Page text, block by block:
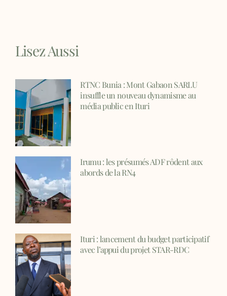
Lisez Aussi
RTNC Bunia : Mont Gabaon SARLU
insuffle un nouveau dynamisme au
média public en Ituri
Irumu : les présumés ADF rôdent aux
abords de la RN4
Ituri : lancement du budget participatif
avec l’appui du projet STAR-RDC